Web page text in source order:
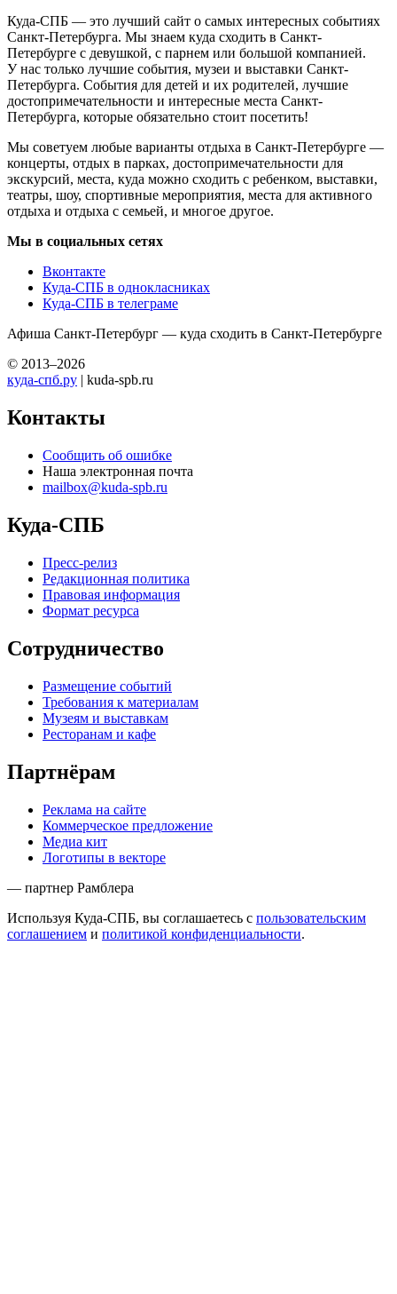
Куда-СПБ — это лучший сайт о самых интересных событиях
Санкт-Петербурга. Мы знаем куда сходить в Санкт-
Петербурге с девушкой, с парнем или большой компанией.
У нас только лучшие события, музеи и выставки Санкт-
Петербурга. События для детей и их родителей, лучшие
достопримечательности и интересные места Санкт-
Петербурга, которые обязательно стоит посетить!
Мы советуем любые варианты отдыха в Санкт-Петербурге —
концерты, отдых в парках, достопримечательности для
экскурсий, места, куда можно сходить с ребенком, выставки,
театры, шоу, спортивные мероприятия, места для активного
отдыха и отдыха с семьей, и многое другое.
Мы в социальных сетях
Вконтакте
Куда-СПБ в однокласниках
Куда-СПБ в телеграме
Афиша Санкт-Петербург — куда сходить в Санкт-Петербурге
© 2013–2026
куда-спб.ру | kuda-spb.ru
Контакты
Сообщить об ошибке
Наша электронная почта
mailbox@kuda-spb.ru
Куда-СПБ
Пресс-релиз
Редакционная политика
Правовая информация
Формат ресурса
Сотрудничество
Размещение событий
Требования к материалам
Музеям и выставкам
Ресторанам и кафе
Партнёрам
Реклама на сайте
Коммерческое предложение
Медиа кит
Логотипы в векторе
— партнер Рамблера
Используя Куда-СПБ, вы соглашаетесь с пользовательским
соглашением и политикой конфиденциальности.